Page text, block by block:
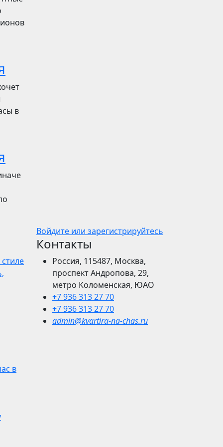
в
в
Войдите или зарегистрируйтесь
Контакты
Россия, 115487, Москва,
проспект Андропова, 29,
метро Коломенская, ЮАО
+7 936 313 27 70
+7 936 313 27 70
admin@kvartira-na-chas.ru